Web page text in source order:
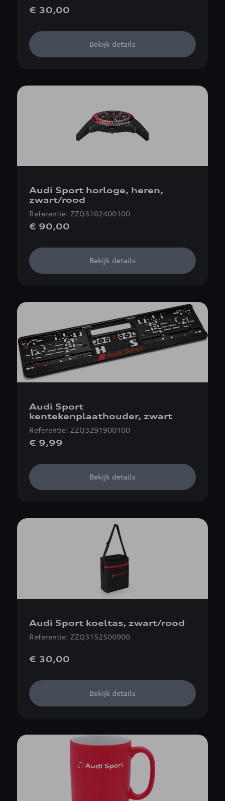
€ 30,00
Bekijk details
Audi Sport horloge, heren,
zwart/rood
Referentie: ZZQ3102400100
€ 90,00
Bekijk details
Audi Sport
kentekenplaathouder, zwart
Referentie: ZZQ3291900100
€ 9,99
Bekijk details
Audi Sport koeltas, zwart/rood
Referentie: ZZQ3152500900
€ 30,00
Bekijk details